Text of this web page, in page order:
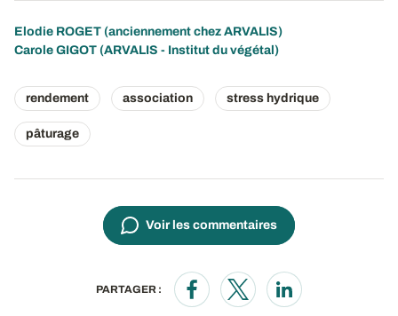
Elodie ROGET (anciennement chez ARVALIS)
Carole GIGOT (ARVALIS - Institut du végétal)
rendement association stress hydrique
pâturage
Voir les commentaires
PARTAGER :
Opens in a new window
Opens in a new window
Opens in a new